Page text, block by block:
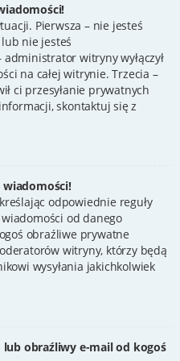
Pierwsza – nie jesteś
nie jesteś
witryny wyłączył
na całej witrynie. Trzecia –
ci przesyłanie prywatnych
skontaktuj się z
odpowiednie reguły
od danego
obraźliwe prywatne
witryny, którzy będą
wysyłania jakichkolwiek
obraźliwy e-mail od kogoś